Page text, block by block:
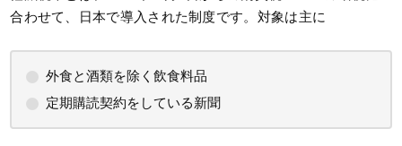
合わせて、日本で導入された制度です。対象は主に
外食と酒類を除く飲食料品
定期購読契約をしている新聞